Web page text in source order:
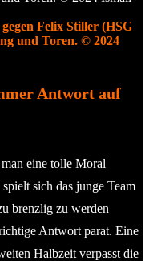
Felix Stiller (HSG
und Toren. © 2024
Antwort auf
eine tolle Moral
sich das junge Team
brenzlig zu werden
Antwort parat. Eine
Halbzeit verpasst die